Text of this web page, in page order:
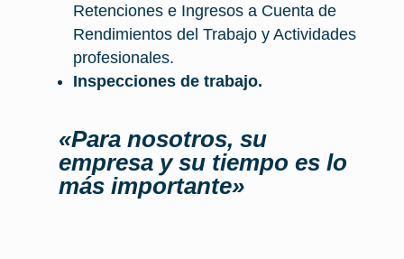
Retenciones e Ingresos a Cuenta de
Rendimientos del Trabajo y Actividades
profesionales.
Inspecciones de trabajo.
«Para nosotros, su
empresa y su tiempo es lo
más importante»